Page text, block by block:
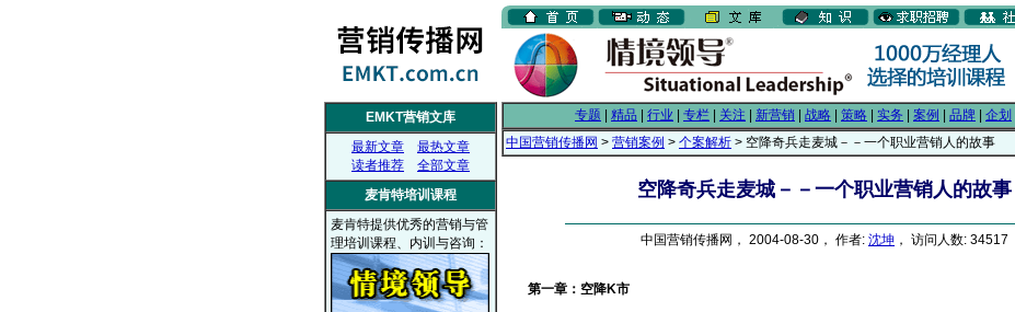
EMKT营销文库
最新文章
最热文章
读者推荐
全部文章
麦肯特培训课程
麦肯特提供优秀的营销与管
理培训课程、内训与咨询：
专题 精品 行业 专栏 关注 新营销 战略 策略 实务 案例 品牌 企划
中国营销传播网 > 营销案例 > 个案解析 > 空降奇兵走麦城－－一个职业营销人的故事
空降奇兵走麦城－－一个职业营销人的故事
中国营销传播网， 2004-08-30， 作者: 沈坤 ， 访问人数: 34517
第一章：空降K市